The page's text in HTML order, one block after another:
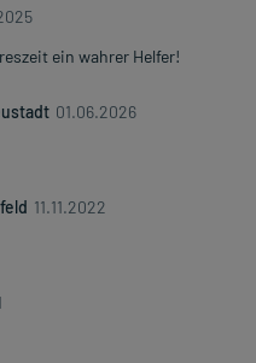
ein wahrer Helfer!
01.06.2026
11.11.2022